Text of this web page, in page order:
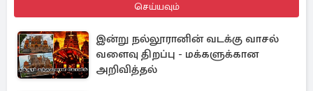
செய்யவும்
இன்று நல்லூரானின் வடக்கு வாசல்
வளைவு திறப்பு - மக்களுக்கான
அறிவித்தல்